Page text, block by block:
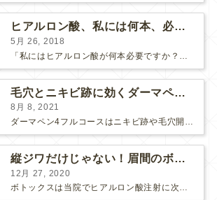
ヒアルロン酸、私には何本、必要ですか？
5月 26, 2018
毛穴とニキビ跡に効くダーマペン４フルコース
8月 8, 2021
ダーマペン4フルコースはニキビ跡や毛穴開きで悩まれている方に自信を持ってお勧めできる美肌治療です。 ↑ ダーマペン4フルコースを4回行いました。 ニキビ跡と毛穴開きが改善して肌のキメが整いまし...
縦ジワだけじゃない！眉間のボトックス注射
12月 27, 2020
ボトックスは当院でヒアルロン酸注射に次いで人気のある治療です。 私自身、美容治療が制限されていた妊娠・授乳中に一番やりたかったのはボトックスで、 「ボトックスが世の中から無くなったら困る！」と...